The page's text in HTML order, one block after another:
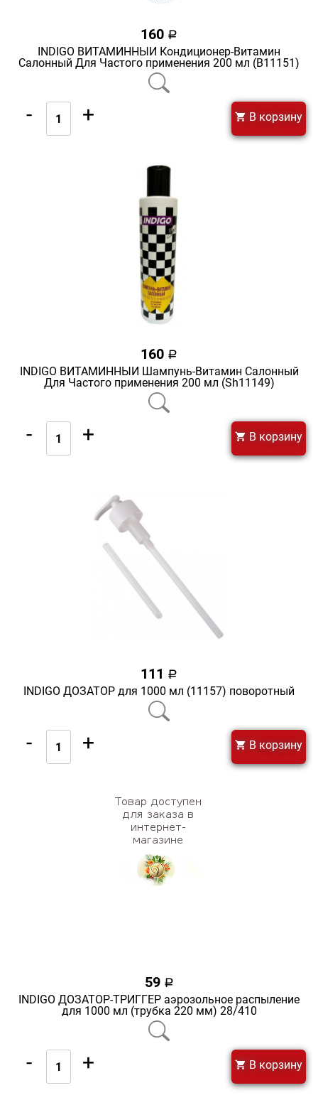
160 a
INDIGO ВИТАМИННЫЙ Кондиционер-Витамин
Салонный Для Частого применения 200 мл (В11151)
- + В корзину
160 a
INDIGO ВИТАМИННЫЙ Шампунь-Витамин Салонный
Для Частого применения 200 мл (Sh11149)
- + В корзину
111 a
INDIGO ДОЗАТОР для 1000 мл (11157) поворотный
- + В корзину
59 a
INDIGO ДОЗАТОР-ТРИГГЕР аэрозольное распыление
для 1000 мл (трубка 220 мм) 28/410
- + В корзину